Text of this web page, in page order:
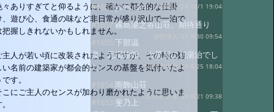
々ありすぎてと仰るように、確かに都会的な仕掛
、遊び心、食通の味など非日常が盛り沢山で一泊で
把握しきれないかもしれません。
主人が若い頃に改装されたようですが、その時の難
い名前の建築家が都会的センスの基盤を気付いたよ
す。
こにご主人のセンスが加わり磨かれたように思いま
#1657:yunotani @管理人 '24 10/1 19:04
#1657:霧島湯之谷山荘、期待通り
@管理人 '24 9/30 09:54
#1655:下部温
泉 元湯旅館 大黒屋に初湯治でし
た。
@佐々木健司 '24 9/25 18:04
#1654:雨飾山荘
@やま さま '24 9/21 09:38
#1653: 斐乃上